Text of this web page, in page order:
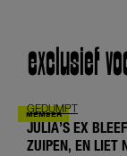
exclusief
GEDUMPT
JULIA’S EX
ZUIPEN, EN LIET